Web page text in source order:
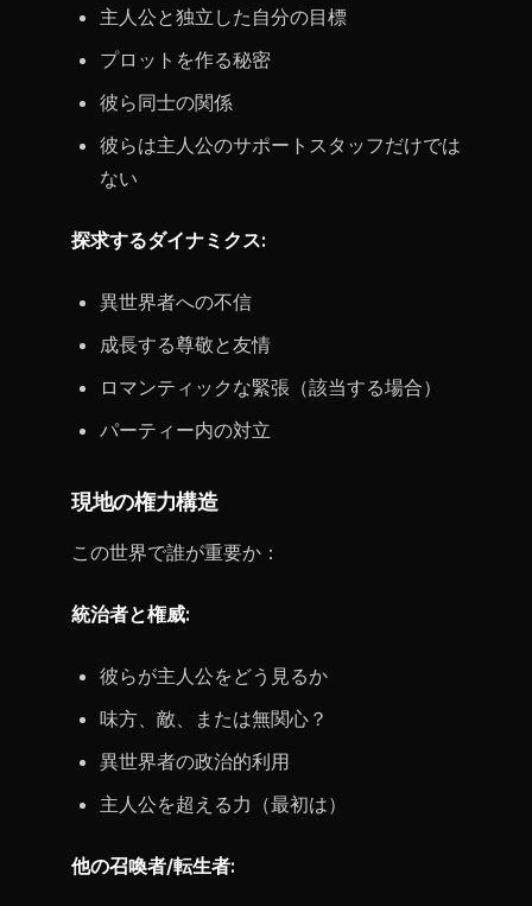
主人公と独立した自分の目標
プロットを作る秘密
彼ら同士の関係
彼らは主人公のサポートスタッフだけでは
ない
探求するダイナミクス:
異世界者への不信
成長する尊敬と友情
ロマンティックな緊張（該当する場合）
パーティー内の対立
現地の権力構造
この世界で誰が重要か：
統治者と権威:
彼らが主人公をどう見るか
味方、敵、または無関心？
異世界者の政治的利用
主人公を超える力（最初は）
他の召喚者/転生者: